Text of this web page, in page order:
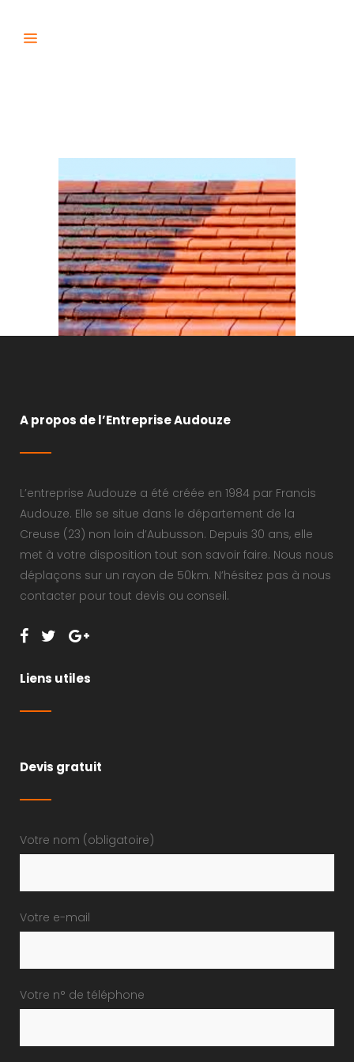
A propos de l’Entreprise Audouze
L’entreprise Audouze a été créée en 1984 par Francis
Audouze. Elle se situe dans le département de la
Creuse (23) non loin d’Aubusson. Depuis 30 ans, elle
met à votre disposition tout son savoir faire. Nous nous
déplaçons sur un rayon de 50km. N’hésitez pas à nous
contacter pour tout devis ou conseil.
Liens utiles
Devis gratuit
Votre nom (obligatoire)
Votre e-mail
Votre n° de téléphone